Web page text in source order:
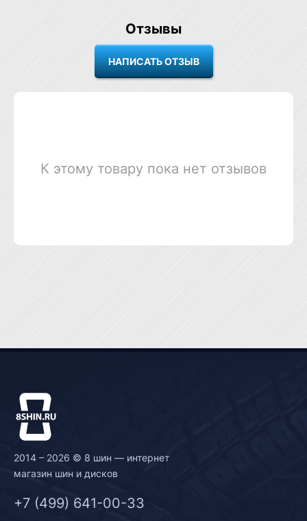
Отзывы
К этому товару пока нет отзывов
2014 – 2026 © 8 шин — интернет
магазин шин и дисков
+7 (499) 641-00-33